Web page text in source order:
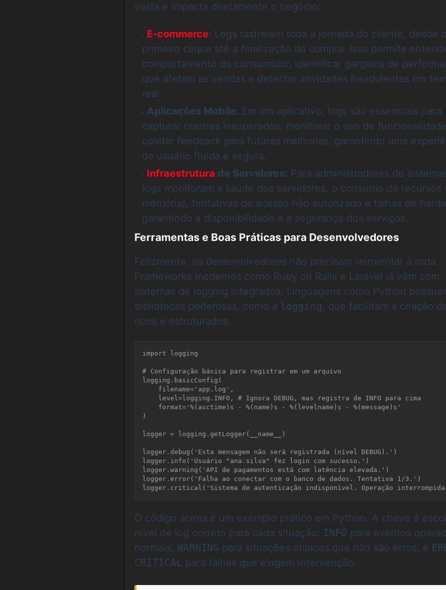
vasta e impacta diretamente o negócio:
E-commerce: Logs rastreiam toda a jornada do cliente, desde o
primeiro clique até a finalização da compra. Isso permite
comportamento do consumidor, identificar gargalos de
que afetam as vendas e detectar atividades fraudulentas em
real.
Aplicações Mobile: Em um aplicativo, logs são essenciais para
capturar crashes inesperados, monitorar o uso de
coletar feedback para futuras melhorias, garantindo uma
de usuário fluida e segura.
Infraestrutura de Servidores: Para administradores de
logs monitoram a saúde dos servidores, o consumo de recursos
memória), tentativas de acesso não autorizado e falhas de
garantindo a disponibilidade e a segurança dos serviços.
Ferramentas e Boas Práticas para Desenvolvedores
Felizmente, os desenvolvedores não precisam reinventar a roda.
Frameworks modernos como Ruby on Rails e Laravel já vêm com
sistemas de logging integrados. Linguagens como Python
bibliotecas poderosas, como a logging, que facilitam a criação
ricos e estruturados.
import logging
# Configuração básica para registrar em um arquivo
logging.basicConfig(
)
logger = logging.getLogger(__name__)
logger.debug('Esta mensagem não será registrada (nível DEBUG).')
logger.info('Usuário "ana.silva" fez login com sucesso.')
logger.warning('API de pagamentos está com latência elevada.')
logger.error('Falha ao conectar com o banco de dados. Tentativa 1/3.')
O código acima é um exemplo prático em Python. A chave é
nível de log correto para cada situação: INFO para eventos
normais, WARNING para situações atípicas que não são erros, e
CRITICAL para falhas que exigem intervenção.